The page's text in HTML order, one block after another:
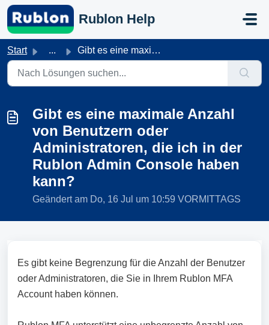
Zum hauptsächlichen Inhalt gehen
Rublon Help
Start ... Gibt es eine maximale Anzahl von Benutzern oder Administr...
Gibt es eine maximale Anzahl
von Benutzern oder
Administratoren, die ich in der
Rublon Admin Console haben
kann?
Geändert am Do, 16 Jul um 10:59 VORMITTAGS
Es gibt keine Begrenzung für die Anzahl der Benutzer
oder Administratoren, die Sie in Ihrem Rublon MFA
Account haben können.